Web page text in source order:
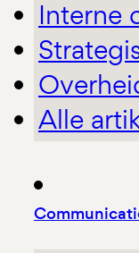
Interne
Alle